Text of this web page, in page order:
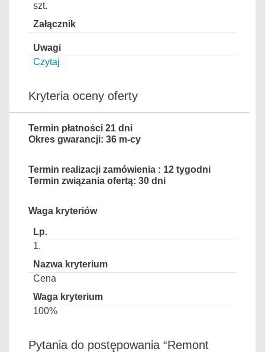
szt.
Czytaj
Kryteria oceny oferty
Termin płatności 21 dni
Okres gwarancji: 36 m-cy
Termin realizacji zamówienia : 12 tygodni
Termin związania ofertą: 30 dni
Waga kryteriów
1.
Cena
100%
Pytania do postępowania “Remont